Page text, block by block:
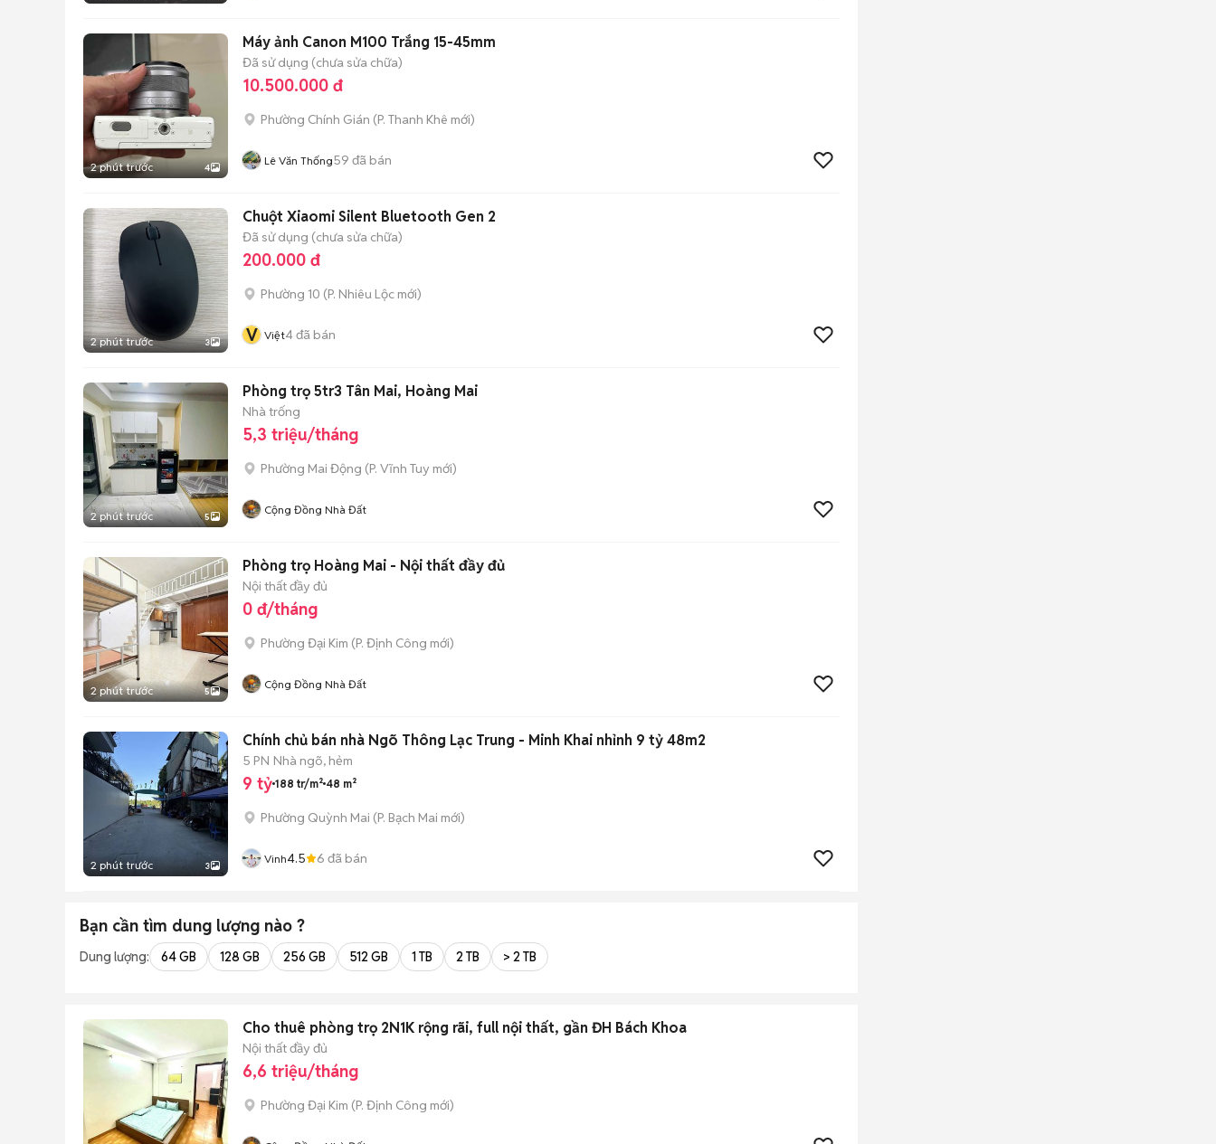
2 phút trước 4
Máy ảnh Canon M100 Trắng 15-45mm
Đã sử dụng (chưa sửa chữa)
10.500.000 đ
Phường Chính Gián (P. Thanh Khê mới)
Lê Văn Thống59 đã bán
2 phút trước 3
Chuột Xiaomi Silent Bluetooth Gen 2
Đã sử dụng (chưa sửa chữa)
200.000 đ
Phường 10 (P. Nhiêu Lộc mới)
V Việt4đã bán
2 phút trước 5
Phòng trọ 5tr3 Tân Mai, Hoàng Mai
Nhà trống
5,3 triệu/tháng
Phường Mai Động (P. Vĩnh Tuy mới)
Cộng Đồng Nhà Đất
2 phút trước 5
Phòng trọ Hoàng Mai - Nội thất đầy đủ
Nội thất đầy đủ
0 đ/tháng
Phường Đại Kim (P. Định Công mới)
Cộng Đồng Nhà Đất
2 phút trước 3
Chính chủ bán nhà Ngõ Thông Lạc Trung - Minh Khai nhỉnh 9 tỷ 48m2
5 PN Nhà ngõ, hẻm
9 tỷ 188 tr/m² 48 m²
Phường Quỳnh Mai (P. Bạch Mai mới)
Vinh4.5 6 đã bán
Bạn cần tìm dung lượng nào ?
Dung lượng: 64 GB 128 GB 256 GB 512 GB 1 TB 2 TB > 2 TB
Cho thuê phòng trọ 2N1K rộng rãi, full nội thất, gần ĐH Bách Khoa
Nội thất đầy đủ
6,6 triệu/tháng
Phường Đại Kim (P. Định Công mới)